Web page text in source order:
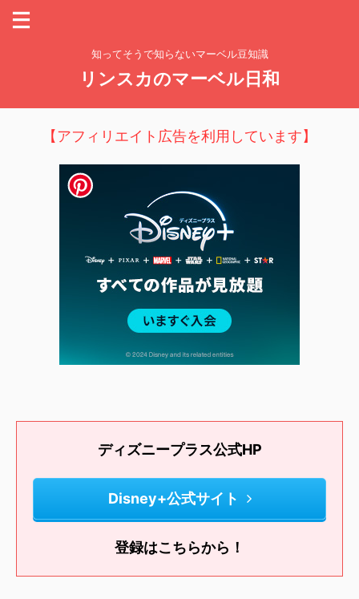
知ってそうで知らないマーベル豆知識
リンスカのマーベル日和
【アフィリエイト広告を利用しています】
ディズニープラス公式HP
Disney+公式サイト
登録はこちらから！